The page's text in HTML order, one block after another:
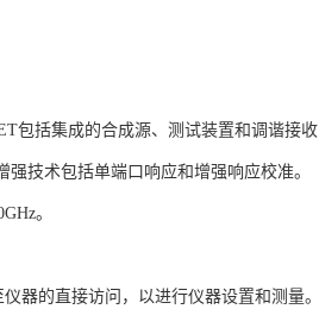
包括集成的合成源、测试装置和调谐接收
技术包括单端口响应和增强响应校准。
。
器的直接访问，以进行仪器设置和测量。